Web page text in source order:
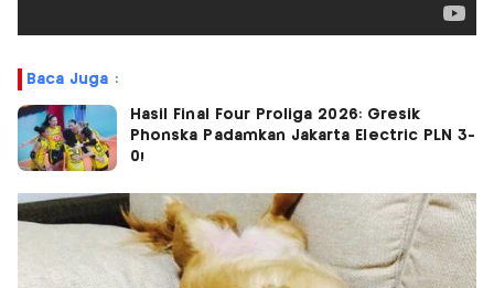
Baca Juga :
Hasil Final Four Proliga 2026: Gresik
Phonska Padamkan Jakarta Electric PLN 3-
0!